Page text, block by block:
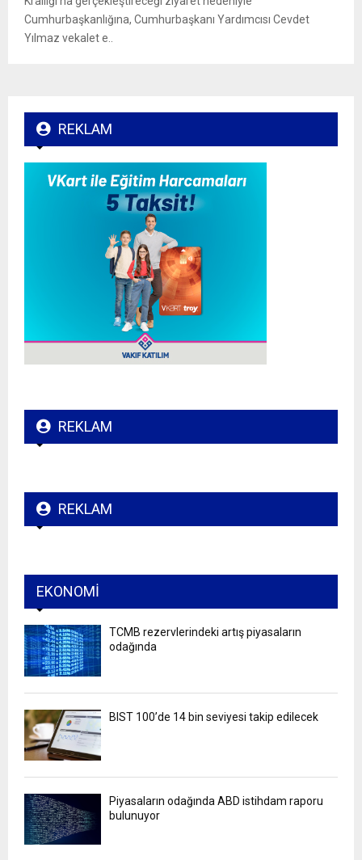
Cumhurbaşkanlığına, Cumhurbaşkanı Yardımcısı Cevdet
Yılmaz vekalet e..
REKLAM
REKLAM
REKLAM
EKONOMI
TCMB rezervlerindeki artış piyasaların
odağında
BIST 100’de 14 bin seviyesi takip edilecek
Piyasaların odağında ABD istihdam raporu
bulunuyor